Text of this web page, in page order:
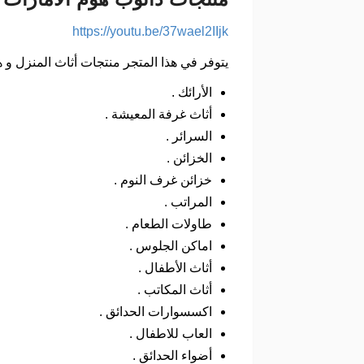
https://youtu.be/37wael2IIjk
يتوفر في هذا المتجر منتجات أثاث المنزل
الأرائك .
أثاث غرفة المعيشة .
السرائر .
الخزائن .
خزائن غرف النوم .
المراتب .
طاولات الطعام .
اماكن الجلوس .
أثاث الأطفال .
أثاث المكاتب .
اكسسوارات الحدائق .
العاب للاطفال .
أضواء الحدائق .